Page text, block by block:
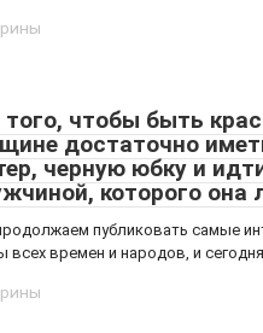
чтобы быть
достаточно
черную юбку и
которого она
публиковать самые
всех времен и народов, и